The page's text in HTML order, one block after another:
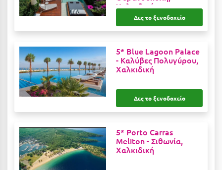
Μονεμβασιά
Μπαλί Κρήτης
Μπάνσκο
Μπούκα Μεσσηνίας
Μυτιλήνη
Χαλκιδική
Δες το ξενοδοχείο
5* Blue Lagoon Palace
- Καλύβες Πολυγύρου,
Χαλκιδική
Δες το ξενοδοχείο
5* Porto Carras
Meliton -Σιθωνία,
Χαλκιδική